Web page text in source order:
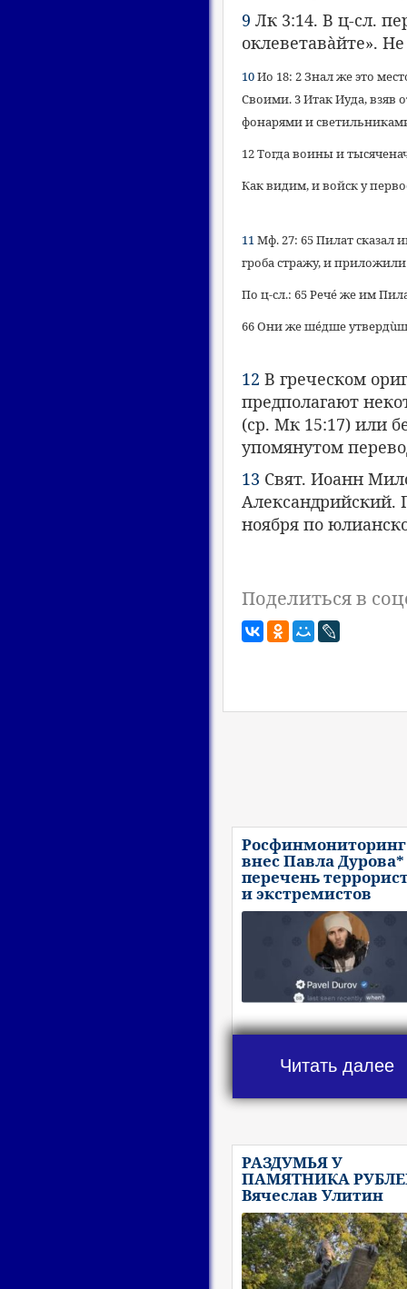
9 Лк 3:14. В ц-сл.
оклеветавàйте».
10Ио 18: 2 Знал же это
Своими. 3 Итак Иуда, взяв
фонарями и
12 Тогда воины и
Как видим, и войск у
11Мф. 27: 65 Пилат сказал
гроба стражу, и
По ц-сл.: 65 Речé же им
66 Они же шéдше
12 В греческом
предполагают
(ср. Мк 15:17) или
упомянутом
13 Свят. Иоанн
Александрийский.
ноября по
Поделиться в
Росфинмониторинг
внес Павла
перечень
и экстремистов
Читать далее
РАЗДУМЬЯ У
ПАМЯТНИКА
Вячеслав Улитин